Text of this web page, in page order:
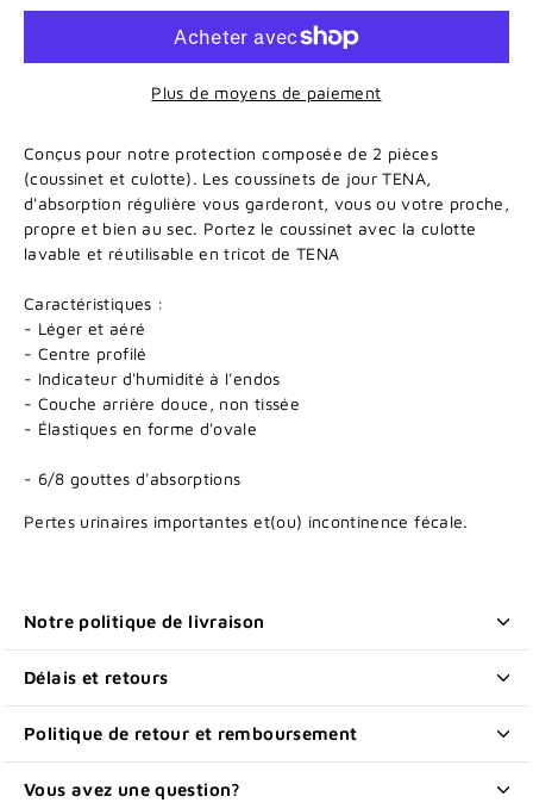
Plus de moyens de paiement
Conçus pour notre protection composée de 2 pièces
(coussinet et culotte). Les coussinets de jour TENA,
d'absorption régulière vous garderont, vous ou votre proche,
propre et bien au sec. Portez le coussinet avec la culotte
lavable et réutilisable en tricot de TENA
Caractéristiques :
- Léger et aéré
- Centre profilé
- Indicateur d'humidité à l'endos
- Couche arrière douce, non tissée
- Élastiques en forme d'ovale
- 6/8 gouttes d'absorptions
Pertes urinaires importantes et(ou) incontinence fécale.
Notre politique de livraison
Délais et retours
Politique de retour et remboursement
Vous avez une question?